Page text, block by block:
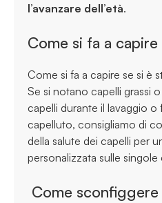
l’avanzare dell’età.
Come si fa a
Come si fa a capire se si è
Se si notano capelli grassi
capelli durante il lavaggio o
capelluto, consigliamo di
della salute dei capelli per
personalizzata sulle singole
Come